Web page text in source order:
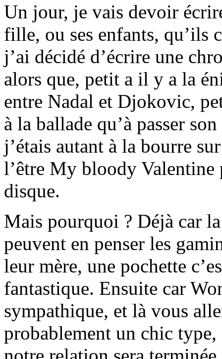
Un jour, je vais devoir
fille, ou ses enfants, qu’ils
j’ai décidé d’écrire une
alors que, petit a il y a la
entre Nadal et Djokovic,
à la ballade qu’à passer
j’étais autant à la bourre
l’être My bloody
disque.
Mais pourquoi ? Déjà car
peuvent en penser les
leur mère, une pochette
fantastique. Ensuite car
sympathique, et là vous
probablement un chic